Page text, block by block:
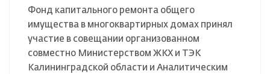
Фонд капитального ремонта общего
имущества в многоквартирных домах принял
участие в совещании организованном
совместно Министерством ЖКХ и ТЭК
Калининградской области и Аналитическим